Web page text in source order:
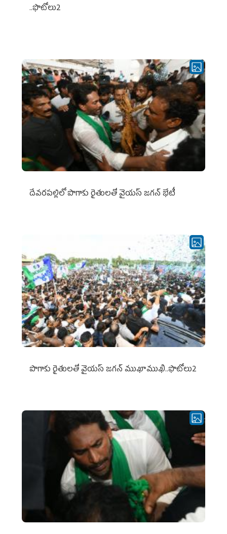
..ఫొటోలు2
దేవరపల్లిలో పొగాకు రైతులతో వైయస్ జగన్ భేటీ
పొగాకు రైతుల‌తో వైయ‌స్ జ‌గ‌న్ ముఖాముఖి..ఫొటోలు2